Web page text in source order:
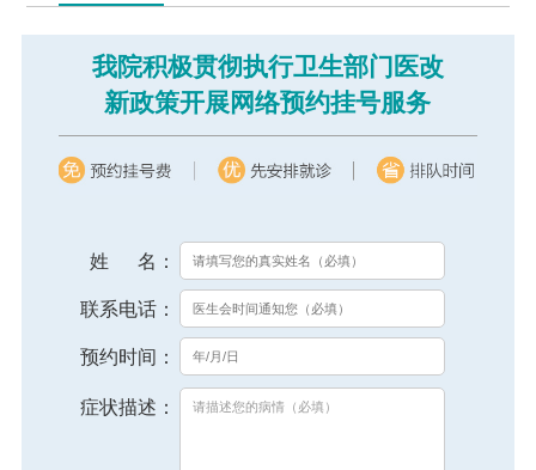
我院积极贯彻执行卫生部门医改
新政策开展网络预约挂号服务
姓 名：
联系电话：
预约时间：
症状描述：